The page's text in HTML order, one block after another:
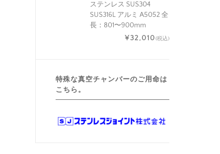
ステンレス SUS304
SUS316L アルミ A5052 全
長：801〜900mm
¥32,010(税込)
特殊な真空チャンバーのご用命は
こちら。